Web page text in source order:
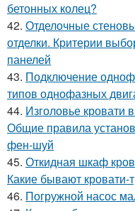
бетонных колец?
42. Отделочные
отделки. Критерии
панелей
43. Подключение
типов однофазных
44. Изголовье кровати
Общие правила
фен-шуй
45. Откидная шкаф
Какие бывают
46. Погружной насос